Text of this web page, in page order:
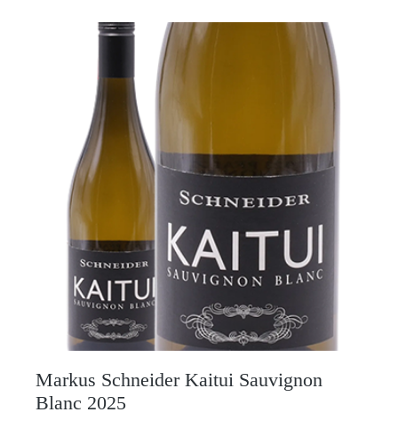
Markus Schneider Kaitui Sauvignon
Blanc 2025